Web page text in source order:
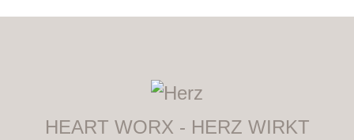
HEART WORX - HERZ WIRKT